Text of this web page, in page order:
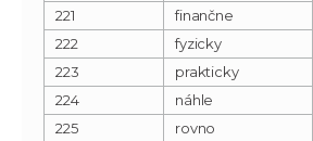
221
finančne
222
fyzicky
223
prakticky
224
náhle
225
rovno